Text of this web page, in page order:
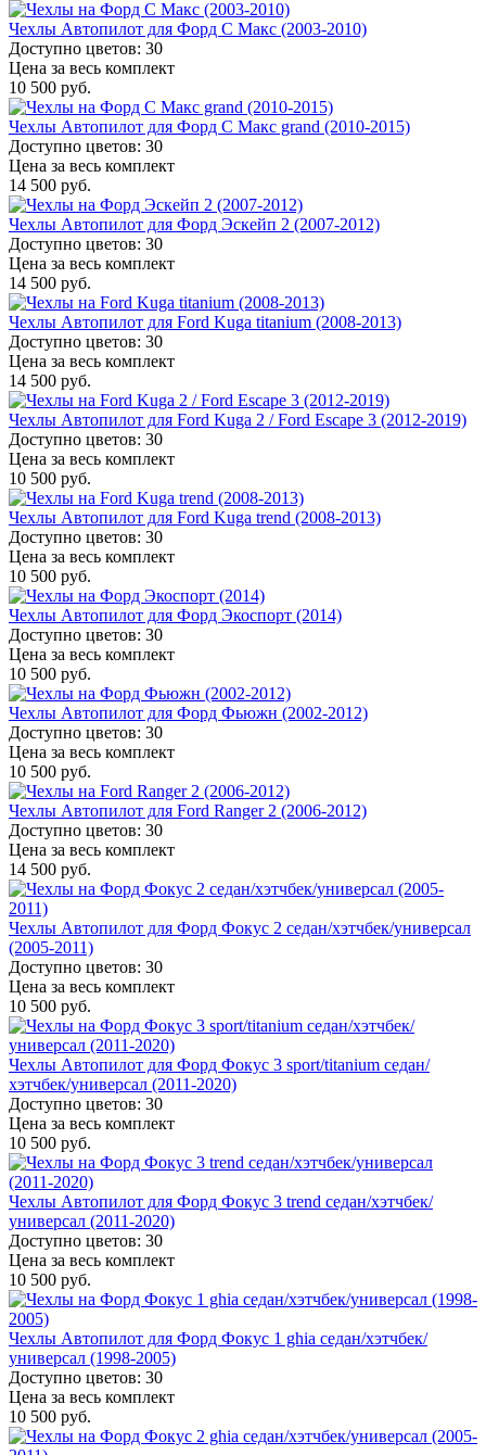
Чехлы Автопилот для Форд С Макс (2003-2010)
Доступно цветов: 30
Цена за весь комплект
10 500 руб.
Чехлы Автопилот для Форд С Макс grand (2010-2015)
Доступно цветов: 30
Цена за весь комплект
14 500 руб.
Чехлы Автопилот для Форд Эскейп 2 (2007-2012)
Доступно цветов: 30
Цена за весь комплект
14 500 руб.
Чехлы Автопилот для Ford Kuga titanium (2008-2013)
Доступно цветов: 30
Цена за весь комплект
14 500 руб.
Чехлы Автопилот для Ford Kuga 2 / Ford Escape 3 (2012-2019)
Доступно цветов: 30
Цена за весь комплект
10 500 руб.
Чехлы Автопилот для Ford Kuga trend (2008-2013)
Доступно цветов: 30
Цена за весь комплект
10 500 руб.
Чехлы Автопилот для Форд Экоспорт (2014)
Доступно цветов: 30
Цена за весь комплект
10 500 руб.
Чехлы Автопилот для Форд Фьюжн (2002-2012)
Доступно цветов: 30
Цена за весь комплект
10 500 руб.
Чехлы Автопилот для Ford Ranger 2 (2006-2012)
Доступно цветов: 30
Цена за весь комплект
14 500 руб.
Чехлы Автопилот для Форд Фокус 2 седан/хэтчбек/универсал
(2005-2011)
Доступно цветов: 30
Цена за весь комплект
10 500 руб.
Чехлы Автопилот для Форд Фокус 3 sport/titanium седан/
хэтчбек/универсал (2011-2020)
Доступно цветов: 30
Цена за весь комплект
10 500 руб.
Чехлы Автопилот для Форд Фокус 3 trend седан/хэтчбек/
универсал (2011-2020)
Доступно цветов: 30
Цена за весь комплект
10 500 руб.
Чехлы Автопилот для Форд Фокус 1 ghia седан/хэтчбек/
универсал (1998-2005)
Доступно цветов: 30
Цена за весь комплект
10 500 руб.